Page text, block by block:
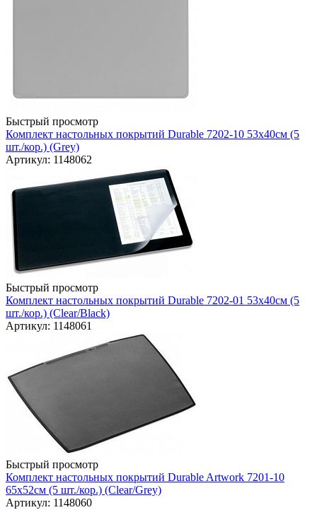
Быстрый просмотр
Комплект настольных покрытий Durable 7202-10 53х40см (5
шт./кор.) (Grey)
Артикул: 1148062
Быстрый просмотр
Комплект настольных покрытий Durable 7202-01 53х40см (5
шт./кор.) (Clear/Black)
Артикул: 1148061
Быстрый просмотр
Комплект настольных покрытий Durable Artwork 7201-10
65х52см (5 шт./кор.) (Clear/Grey)
Артикул: 1148060